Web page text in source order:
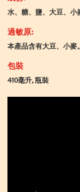
水、糖、鹽、大豆、小
過敏原:
本產品含有大豆、小麥。
包裝
410毫升, 瓶裝